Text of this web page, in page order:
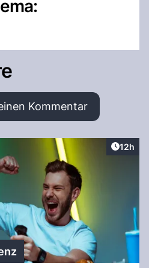
Kommentar
Artikel
12h